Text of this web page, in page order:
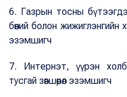
6. Газрын тосны
бөөний болон жижиглэнгийн
эзэмшигч
7. Интернэт, үүрэн
тусгай зөвшөөрөл эзэмшигч